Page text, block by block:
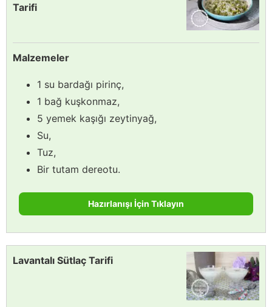
Tarifi
Malzemeler
1 su bardağı pirinç,
1 bağ kuşkonmaz,
5 yemek kaşığı zeytinyağ,
Su,
Tuz,
Bir tutam dereotu.
Hazırlanışı İçin Tıklayın
Lavantalı Sütlaç Tarifi